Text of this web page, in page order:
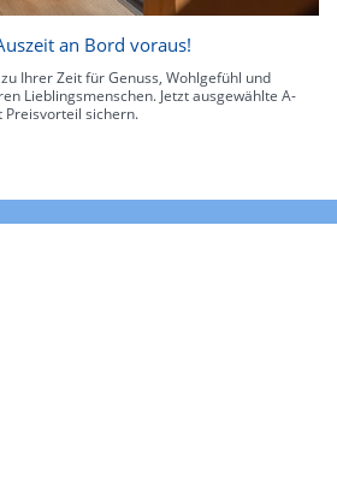
an Bord voraus!
Ihrer Zeit für Genuss, Wohlgefühl und
Lieblingsmenschen. Jetzt ausgewählte A-
Preisvorteil sichern.